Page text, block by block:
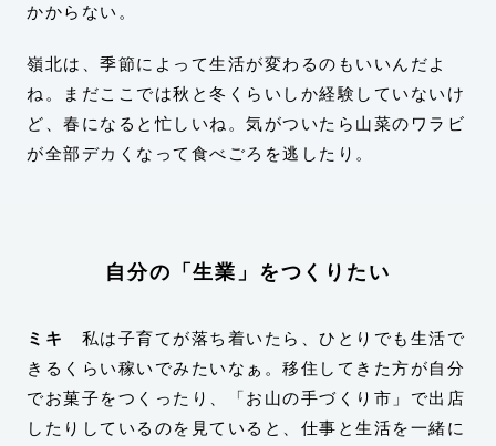
かからない。
嶺北は、季節によって生活が変わるのもいいんだよ
ね。まだここでは秋と冬くらいしか経験していないけ
ど、春になると忙しいね。気がついたら山菜のワラビ
が全部デカくなって食べごろを逃したり。
自分の「生業」をつくりたい
ミキ
私は子育てが落ち着いたら、ひとりでも生活で
きるくらい稼いでみたいなぁ。移住してきた方が自分
でお菓子をつくったり、「お山の手づくり市」で出店
したりしているのを見ていると、仕事と生活を一緒に